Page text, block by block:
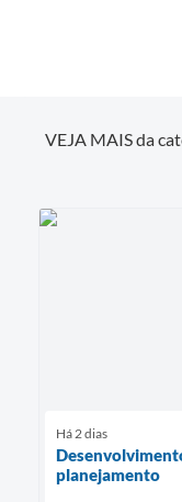
VEJA MAIS da
Há 2 dias
planejamento